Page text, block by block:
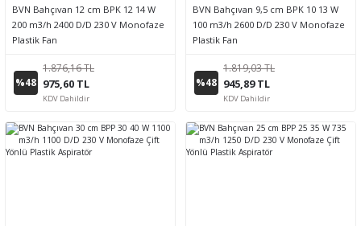
BVN Bahçıvan 12 cm BPK 12 14 W
200 m3/h 2400 D/D 230 V Monofaze
Plastik Fan
%48
1.876,16 TL
975,60 TL
KDV Dahildir
BVN Bahçıvan 9,5 cm BPK 10 13 W
100 m3/h 2600 D/D 230 V Monofaze
Plastik Fan
%48
1.819,03 TL
945,89 TL
KDV Dahildir